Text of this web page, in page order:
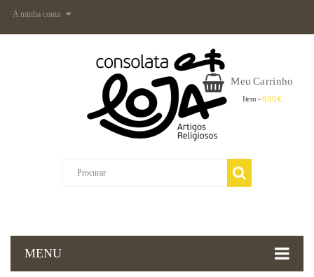
A minha conta
Meu Carrinho
Item - 0,00 €
MENU